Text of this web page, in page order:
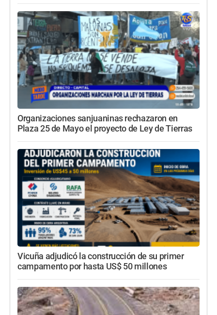
Organizaciones sanjuaninas rechazaron en
Plaza 25 de Mayo el proyecto de Ley de Tierras
Vicuña adjudicó la construcción de su primer
campamento por hasta US$ 50 millones